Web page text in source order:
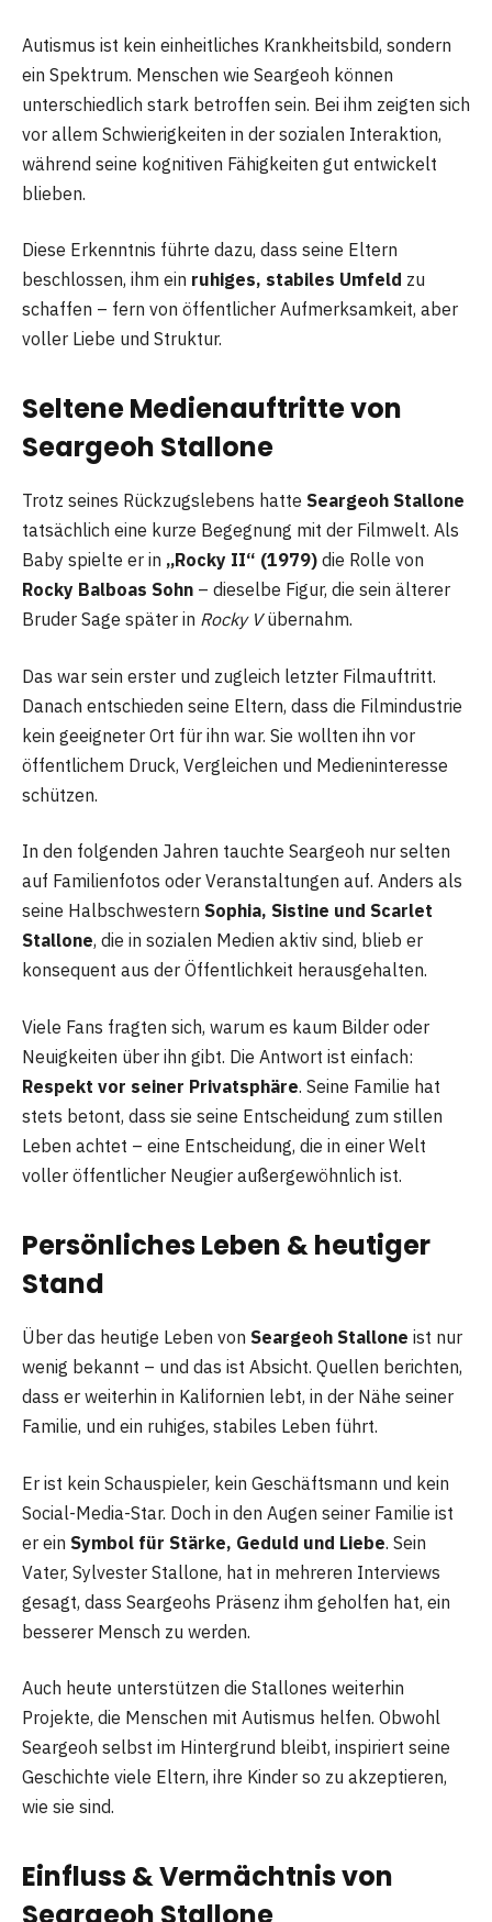
Autismus ist kein einheitliches Krankheitsbild, sondern
ein Spektrum. Menschen wie Seargeoh können
unterschiedlich stark betroffen sein. Bei ihm zeigten sich
vor allem Schwierigkeiten in der sozialen Interaktion,
während seine kognitiven Fähigkeiten gut entwickelt
blieben.
Diese Erkenntnis führte dazu, dass seine Eltern
beschlossen, ihm ein ruhiges, stabiles Umfeld zu
schaffen – fern von öffentlicher Aufmerksamkeit, aber
voller Liebe und Struktur.
Seltene Medienauftritte von
Seargeoh Stallone
Trotz seines Rückzugslebens hatte Seargeoh Stallone
tatsächlich eine kurze Begegnung mit der Filmwelt. Als
Baby spielte er in „Rocky II“ (1979) die Rolle von
Rocky Balboas Sohn – dieselbe Figur, die sein älterer
Bruder Sage später in Rocky Vübernahm.
Das war sein erster und zugleich letzter Filmauftritt.
Danach entschieden seine Eltern, dass die Filmindustrie
kein geeigneter Ort für ihn war. Sie wollten ihn vor
öffentlichem Druck, Vergleichen und Medieninteresse
schützen.
In den folgenden Jahren tauchte Seargeoh nur selten
auf Familienfotos oder Veranstaltungen auf. Anders als
seine Halbschwestern Sophia, Sistine und Scarlet
Stallone, die in sozialen Medien aktiv sind, blieb er
konsequent aus der Öffentlichkeit herausgehalten.
Viele Fans fragten sich, warum es kaum Bilder oder
Neuigkeiten über ihn gibt. Die Antwort ist einfach:
Respekt vor seiner Privatsphäre. Seine Familie hat
stets betont, dass sie seine Entscheidung zum stillen
Leben achtet – eine Entscheidung, die in einer Welt
voller öffentlicher Neugier außergewöhnlich ist.
Persönliches Leben & heutiger
Stand
Über das heutige Leben von Seargeoh Stallone ist nur
wenig bekannt – und das ist Absicht. Quellen berichten,
dass er weiterhin in Kalifornien lebt, in der Nähe seiner
Familie, und ein ruhiges, stabiles Leben führt.
Er ist kein Schauspieler, kein Geschäftsmann und kein
Social-Media-Star. Doch in den Augen seiner Familie ist
er ein Symbol für Stärke, Geduld und Liebe. Sein
Vater, Sylvester Stallone, hat in mehreren Interviews
gesagt, dass Seargeohs Präsenz ihm geholfen hat, ein
besserer Mensch zu werden.
Auch heute unterstützen die Stallones weiterhin
Projekte, die Menschen mit Autismus helfen. Obwohl
Seargeoh selbst im Hintergrund bleibt, inspiriert seine
Geschichte viele Eltern, ihre Kinder so zu akzeptieren,
wie sie sind.
Einfluss & Vermächtnis von